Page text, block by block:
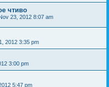
чтиво
23, 2012 8:07 am
2012 3:35 pm
3:00 pm
5:47 pm